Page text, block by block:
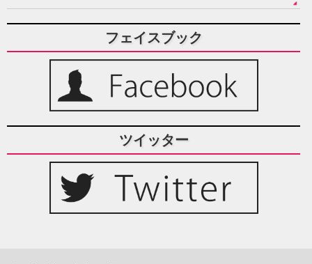
フェイスブック
ツイッター